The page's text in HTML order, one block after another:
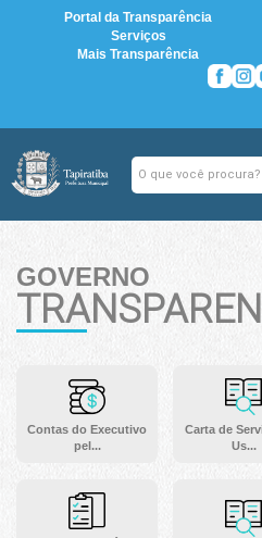
Portal da Transparência
Serviços
Mais Transparência
GOVERNO
Contas do Executivo
pel...
Carta de
Us...